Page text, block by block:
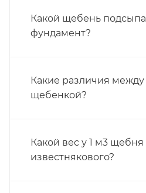
Какой щебень
фундамент?
Какие различия
щебенкой?
Какой вес у 1 м3 щебня
известнякового?